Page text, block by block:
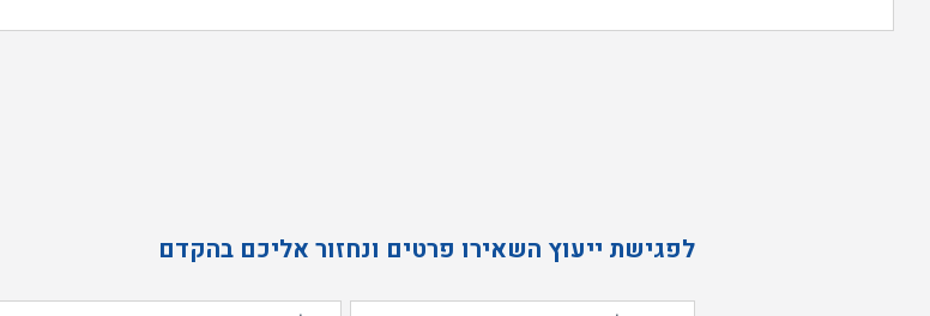
לפגישת ייעוץ השאירו פרטים ונחזור אליכם בהקדם